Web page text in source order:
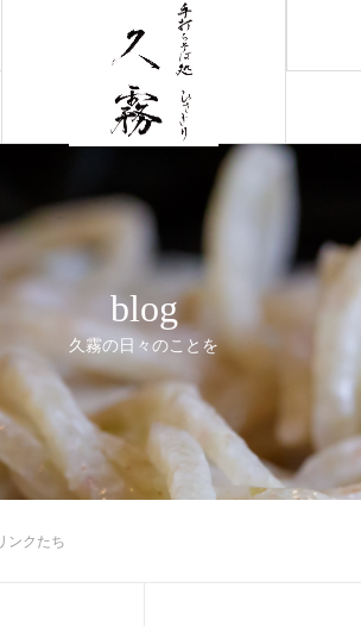
blog
久霧の日々のことを
ンクたち